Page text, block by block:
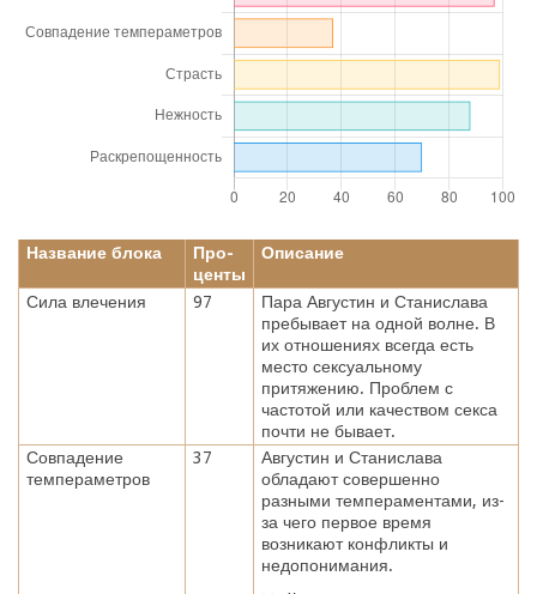
Название блока
Про-
центы
Описание
Сила влечения 97
Пара Августин и Станислава
пребывает на одной волне. В
их отношениях всегда есть
место сексуальному
притяжению. Проблем с
частотой или качеством секса
почти не бывает.
Совпадение
темпераметров
37
Августин и Станислава
обладают совершенно
разными темпераментами, из-
за чего первое время
возникают конфликты и
недопонимания.